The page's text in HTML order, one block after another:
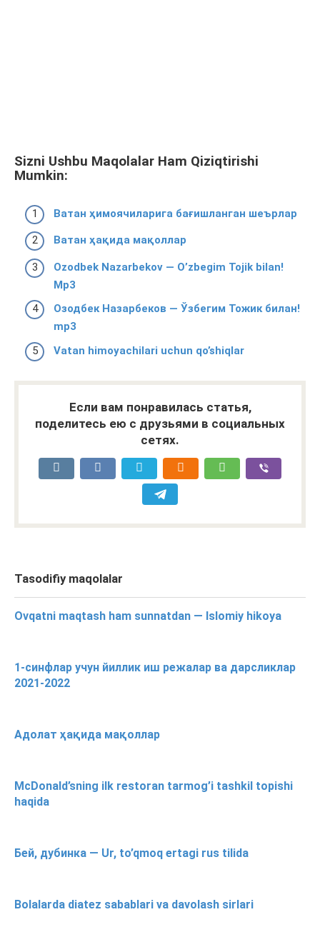
Sizni Ushbu Maqolalar Ham Qiziqtirishi
Mumkin:
Ватан ҳимоячиларига бағишланган шеърлар
Ватан ҳақида мақоллар
Ozodbek Nazarbekov — O’zbegim Tojik bilan!
Mp3
Озодбек Назарбеков — Ўзбегим Тожик билан!
mp3
Vatan himoyachilari uchun qo’shiqlar
Если вам понравилась статья,
поделитесь ею с друзьями в социальных
сетях.
Tasodifiy maqolalar
Ovqatni maqtash ham sunnatdan — Islomiy hikoya
1-синфлар учун йиллик иш режалар ва дарсликлар
2021-2022
Адолат ҳақида мақоллар
McDonald’sning ilk restoran tarmog’i tashkil topishi
haqida
Бей, дубинка — Ur, to’qmoq ertagi rus tilida
Bolalarda diatez sabablari va davolash sirlari